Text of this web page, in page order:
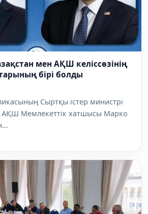
мен АҚШ келіссөзінің
бірі болды
Сыртқы істер министрі
Мемлекеттік хатшысы Марко